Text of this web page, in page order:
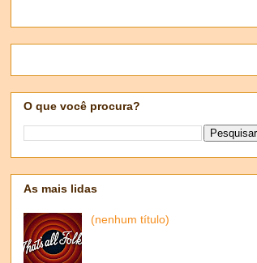
O que você procura?
As mais lidas
(nenhum título)